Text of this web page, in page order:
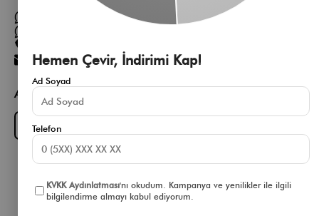
Müşteri Hizmetleri WhatsApp Hattı
[email protected]
App Fırsatlarını Kaçırma
App Store
Hemen Çevir, İndirimi Kap!
Ad Soyad
Telefon
KVKK Aydınlatması'nı okudum. Kampanya ve yenilikler ile ilgili
bilgilendirme almayı kabul ediyorum.